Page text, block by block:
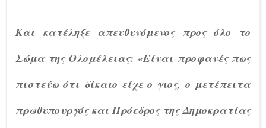
Και κατέληξε απευθυνόμενος προς όλο το
Σώμα της Ολομέλειας: «Είναι προφανές πως
πιστεύω ότι δίκαιο είχε ο γιος, ο μετέπειτα
πρωθυπουργός και Πρόεδρος της Δημοκρατίας